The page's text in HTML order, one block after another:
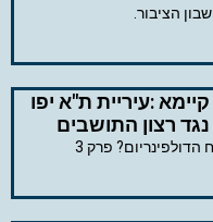
הציבור.
:עיריית ת"א יפו
רצון התושבים